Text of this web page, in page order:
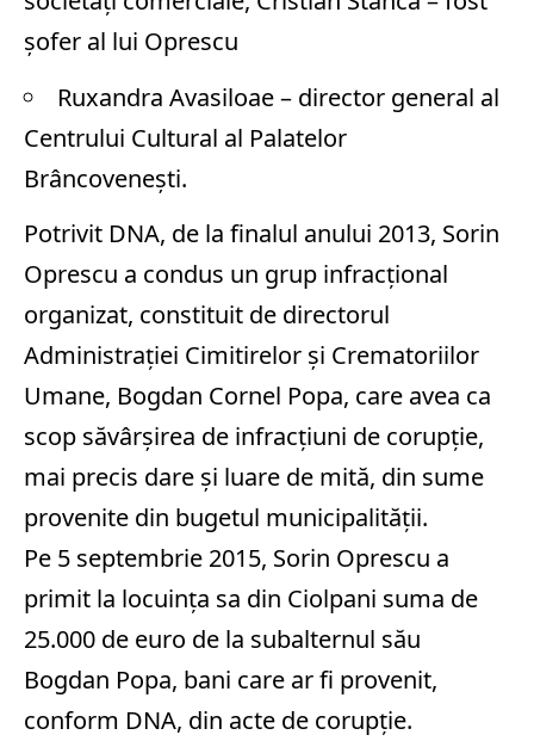
şofer al lui Oprescu
Ruxandra Avasiloae – director general al
Centrului Cultural al Palatelor
Brâncoveneşti.
Potrivit DNA, de la finalul anului 2013, Sorin
Oprescu a condus un grup infracțional
organizat, constituit de directorul
Administrației Cimitirelor şi Crematoriilor
Umane, Bogdan Cornel Popa, care avea ca
scop săvârșirea de infracțiuni de corupție,
mai precis dare și luare de mită, din sume
provenite din bugetul municipalității.
Pe 5 septembrie 2015, Sorin Oprescu a
primit la locuința sa din Ciolpani suma de
25.000 de euro de la subalternul său
Bogdan Popa, bani care ar fi provenit,
conform DNA, din acte de corupție.